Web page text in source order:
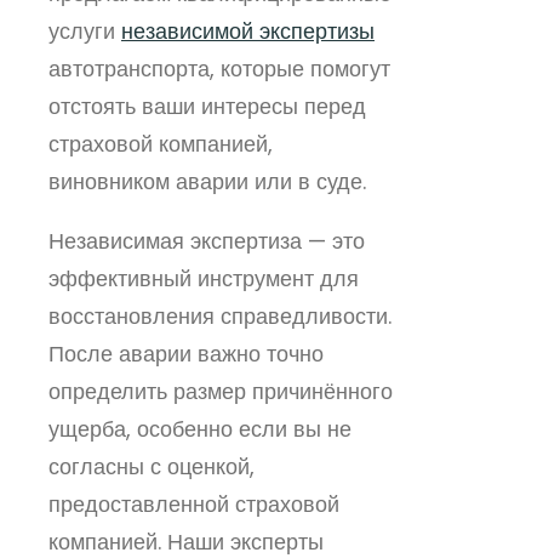
услуги независимой экспертизы
автотранспорта, которые помогут
отстоять ваши интересы перед
страховой компанией,
виновником аварии или в суде.
Независимая экспертиза — это
эффективный инструмент для
восстановления справедливости.
После аварии важно точно
определить размер причинённого
ущерба, особенно если вы не
согласны с оценкой,
предоставленной страховой
компанией. Наши эксперты